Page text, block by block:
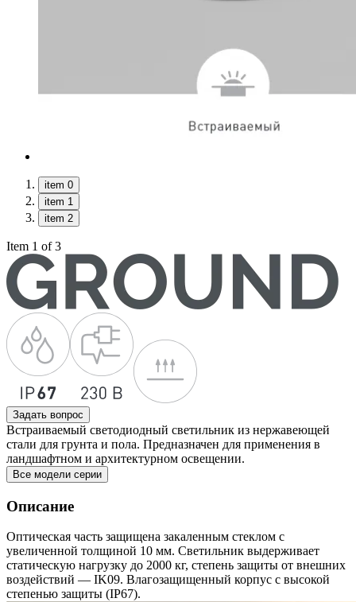
item 0
item 1
item 2
Item 1 of 3
Задать вопрос
Встраиваемый светодиодный светильник из нержавеющей
стали для грунта и пола. Предназначен для применения в
ландшафтном и архитектурном освещении.
Все модели серии
Описание
Оптическая часть защищена закаленным стеклом с
увеличенной толщиной 10 мм. Светильник выдерживает
статическую нагрузку до 2000 кг, степень защиты от внешних
воздействий — IK09. Влагозащищенный корпус с высокой
степенью защиты (IP67).